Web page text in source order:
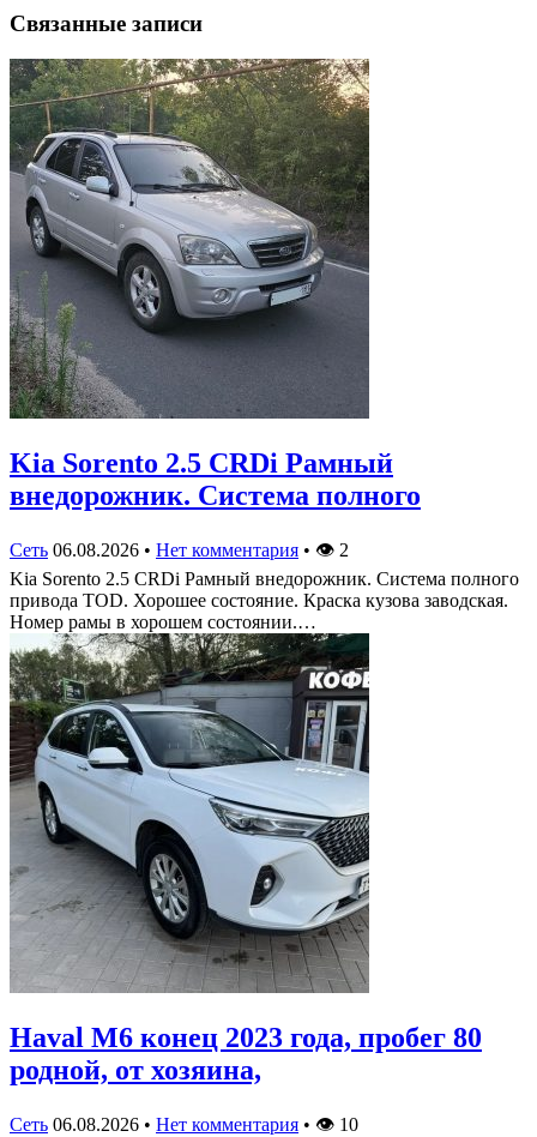
Связанные записи
Kia Sorento 2.5 CRDi Рамный
внедорожник. Система полного
Сеть 06.08.2026 • Нет комментария • 👁 2
Kia Sorento 2.5 CRDi Рамный внедорожник. Система полного
привода TOD. Хорошее состояние. Краска кузова заводская.
Номер рамы в хорошем состоянии.…
Haval M6 конец 2023 года, пробег 80
родной, от хозяина,
Сеть 06.08.2026 • Нет комментария • 👁 10